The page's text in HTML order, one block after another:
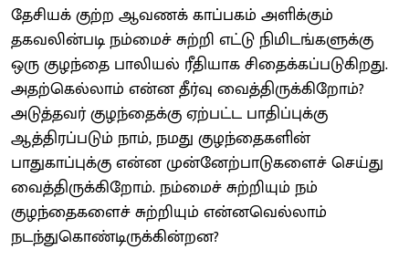
தேசியக் குற்ற ஆவணக் காப்பகம் அளிக்கும்
தகவலின்படி நம்மைச் சுற்றி எட்டு நிமிடங்களுக்கு
ஒரு குழந்தை பாலியல் ரீதியாக சிதைக்கப்படுகிறது.
அதற்கெல்லாம் என்ன தீர்வு வைத்திருக்கிறோம்?
அடுத்தவர் குழந்தைக்கு ஏற்பட்ட பாதிப்புக்கு
ஆத்திரப்படும் நாம், நமது குழந்தைகளின்
பாதுகாப்புக்கு என்ன முன்னேற்பாடுகளைச் செய்து
வைத்திருக்கிறோம். நம்மைச் சுற்றியும் நம்
குழந்தைகளைச் சுற்றியும் என்னவெல்லாம்
நடந்துகொண்டிருக்கின்றன?